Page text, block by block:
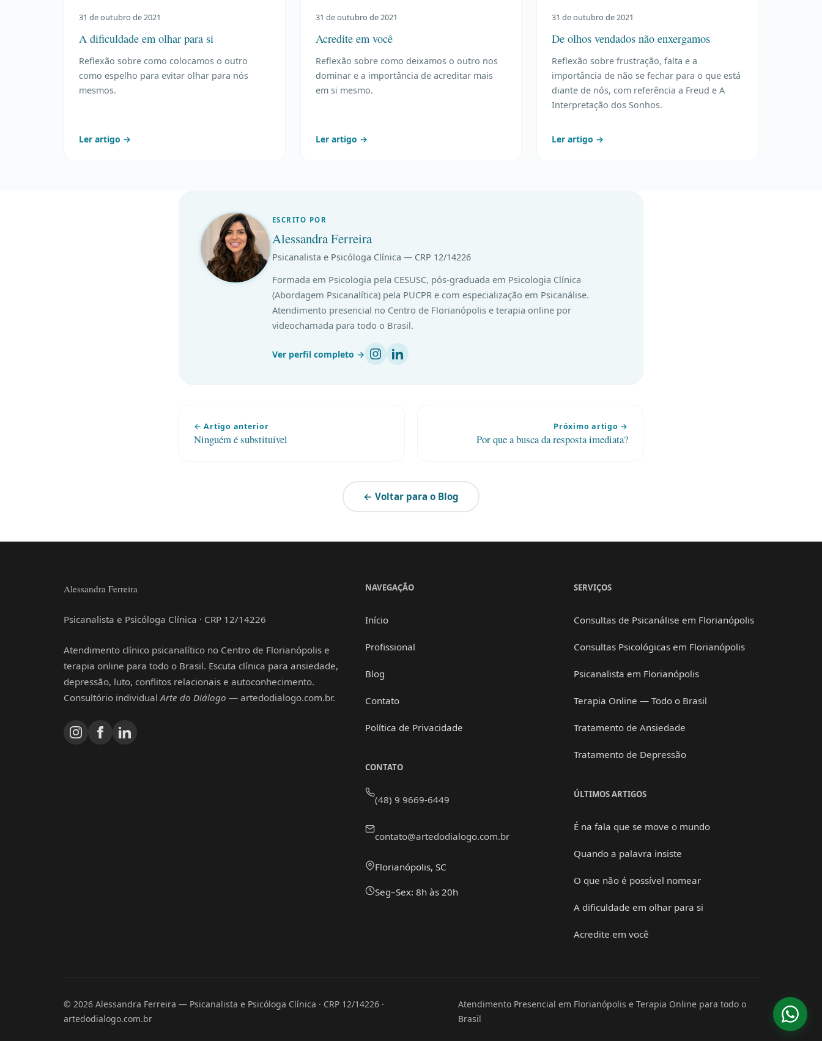
31 de outubro de 2021
A dificuldade em olhar para si
Reflexão sobre como colocamos o outro
como espelho para evitar olhar para nós
mesmos.
Ler artigo →
31 de outubro de 2021
Acredite em você
Reflexão sobre como deixamos o outro nos
dominar e a importância de acreditar mais
em si mesmo.
Ler artigo →
31 de outubro de 2021
De olhos vendados não enxergamos
Reflexão sobre frustração, falta e a
importância de não se fechar para o que está
diante de nós, com referência a Freud e A
Interpretação dos Sonhos.
Ler artigo →
ESCRITO POR
Alessandra Ferreira
Psicanalista e Psicóloga Clínica — CRP 12/14226
Formada em Psicologia pela CESUSC, pós-graduada em Psicologia Clínica
(Abordagem Psicanalítica) pela PUCPR e com especialização em Psicanálise.
Atendimento presencial no Centro de Florianópolis e terapia online por
videochamada para todo o Brasil.
Ver perfil completo →
← Artigo anterior
Ninguém é substituível
Próximo artigo →
Por que a busca da resposta imediata?
← Voltar para o Blog
Alessandra Ferreira
Psicanalista e Psicóloga Clínica · CRP 12/14226
Atendimento clínico psicanalítico no Centro de Florianópolis e
terapia online para todo o Brasil. Escuta clínica para ansiedade,
depressão, luto, conflitos relacionais e autoconhecimento.
Consultório individualArte do Diálogo — artedodialogo.com.br.
NAVEGAÇÃO
Início
Profissional
Blog
Contato
Política de Privacidade
CONTATO
(48) 9 9669-6449
contato@artedodialogo.com.br
Florianópolis, SC
Seg–Sex: 8h às 20h
SERVIÇOS
Consultas de Psicanálise em Florianópolis
Consultas Psicológicas em Florianópolis
Psicanalista em Florianópolis
Terapia Online — Todo o Brasil
Tratamento de Ansiedade
Tratamento de Depressão
ÚLTIMOS ARTIGOS
É na fala que se move o mundo
Quando a palavra insiste
O que não é possível nomear
A dificuldade em olhar para si
Acredite em você
© 2026 Alessandra Ferreira — Psicanalista e Psicóloga Clínica · CRP 12/14226 ·
artedodialogo.com.br
Atendimento Presencial em Florianópolis e Terapia Online para todo o
Brasil